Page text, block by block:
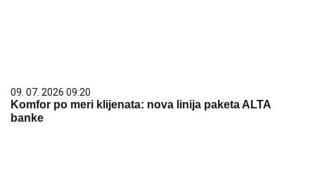
09. 07. 2026 09:20
Komfor po meri klijenata: nova linija paketa ALTA
banke